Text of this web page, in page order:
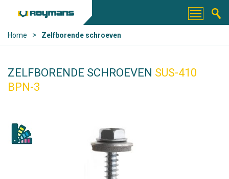
Home > Zelfborende schroeven
ZELFBORENDE SCHROEVEN SUS-410
BPN-3